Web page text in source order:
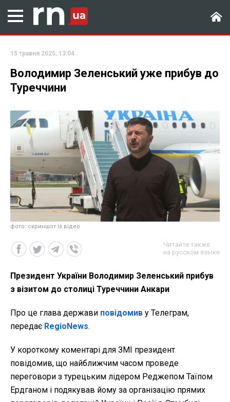
15 травня 2025, 13:04
Володимир Зеленський уже прибув до
Туреччини
фото: скриншот із відео
Читайте также
на русском языке
Президент України Володимир Зеленський прибув
з візитом до столиці Туреччини Анкари
Про це глава держави повідомив у Телеграм,
передає RegioNews.
У короткому коментарі для ЗМІ президент
повідомив, що найближчим часом проведе
переговори з турецьким лідером Реджепом Таїпом
Ердганом і подякував йому за організацію прямих